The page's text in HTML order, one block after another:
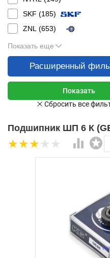
SKF (185)
ZNL (653)
Показать еще
Расширенный
Подшипник ШП 6 К